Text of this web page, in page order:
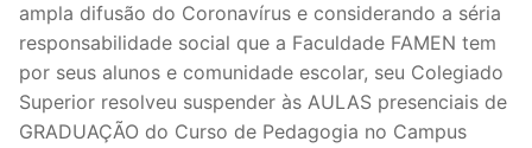
ampla difusão do Coronavírus e considerando a séria
responsabilidade social que a Faculdade FAMEN tem
por seus alunos e comunidade escolar, seu Colegiado
Superior resolveu suspender às AULAS presenciais de
GRADUAÇÃO do Curso de Pedagogia no Campus